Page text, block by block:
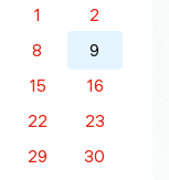
1
2
8
9
15
16
22
23
29
30